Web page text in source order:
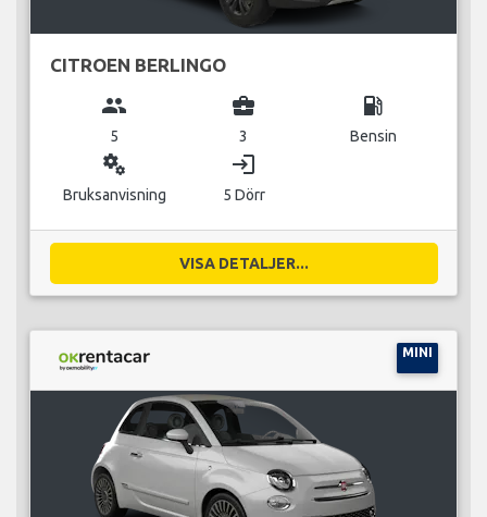
CITROEN BERLINGO
group
5
business_center
3
local_gas_station
Bensin
miscellaneous_services
Bruksanvisning
login
5 Dörr
VISA DETALJER...
MINI